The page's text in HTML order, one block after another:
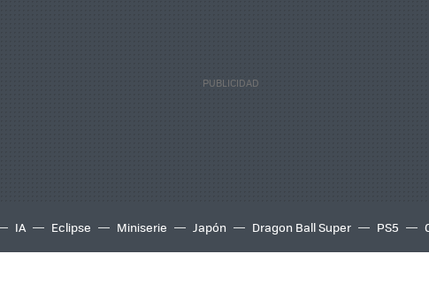
IA Eclipse Miniserie Japón Dragon Ball Super PS5